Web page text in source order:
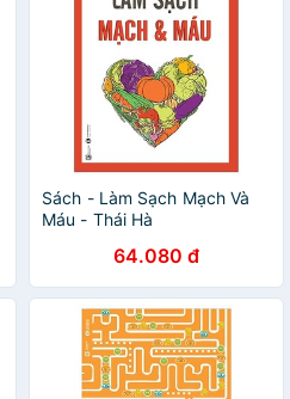
Sách - Làm Sạch Mạch Và
Máu - Thái Hà
64.080 đ